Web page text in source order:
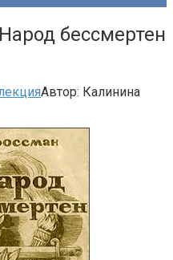
бессмертен
Автор: Калинина